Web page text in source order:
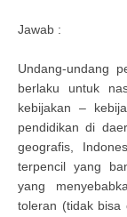
Jawab :
Undang-undang
berlaku untuk
kebijakan –
pendidikan di
geografis,
terpencil yang
yang
toleran (tidak bisa